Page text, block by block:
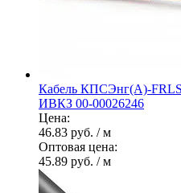
Кабель КПСЭнг(А)-
ИВКЗ 00-00026246
Цена:
46.83 руб. / м
Оптовая цена:
45.89 руб. / м